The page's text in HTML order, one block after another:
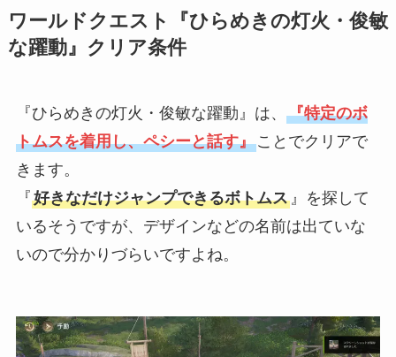
ワールドクエスト『ひらめきの灯火・俊敏
な躍動』クリア条件
『ひらめきの灯火・俊敏な躍動』は、 『特定のボ
トムスを着用し、ペシーと話す』ことでクリアで
きます。
『好きなだけジャンプできるボトムス』を探して
いるそうですが、デザインなどの名前は出ていな
いので分かりづらいですよね。